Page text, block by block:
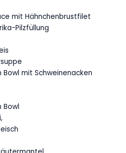
mit Hähnchenbrustfilet
Pilzfüllung
Bowl mit Schweinenacken
Bowl